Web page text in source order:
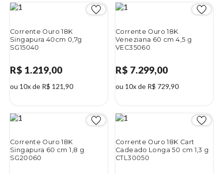
Corrente Ouro 18K
Singapura 40cm 0,7g
SG15040
R$ 1.219,00
ou 10x de R$ 121,90
Corrente Ouro 18K
Veneziana 60 cm 4,5 g
VEC35060
R$ 7.299,00
ou 10x de R$ 729,90
Corrente Ouro 18K
Singapura 60 cm 1,8 g
SG20060
Corrente Ouro 18K Cart
Cadeado Longa 50 cm 1,3 g
CTL30050